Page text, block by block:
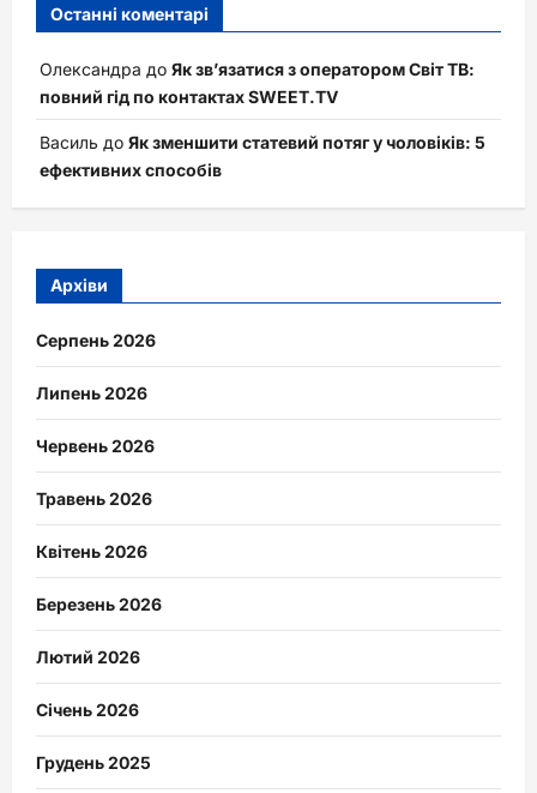
Останні коментарі
Олександра до Як зв’язатися з оператором Світ ТВ:
повний гід по контактах SWEET.TV
Василь до Як зменшити статевий потяг у чоловіків: 5
ефективних способів
Архіви
Серпень 2026
Липень 2026
Червень 2026
Травень 2026
Квітень 2026
Березень 2026
Лютий 2026
Січень 2026
Грудень 2025